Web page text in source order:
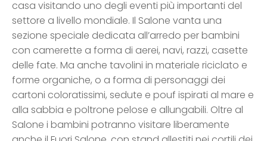
casa visitando uno degli eventi più importanti del
settore a livello mondiale. Il Salone vanta una
sezione speciale dedicata all’arredo per bambini
con camerette a forma di aerei, navi, razzi, casette
delle fate. Ma anche tavolini in materiale riciclato e
forme organiche, o a forma di personaggi dei
cartoni coloratissimi, sedute e pouf ispirati al mare e
alla sabbia e poltrone pelose e allungabili. Oltre al
Salone i bambini potranno visitare liberamente